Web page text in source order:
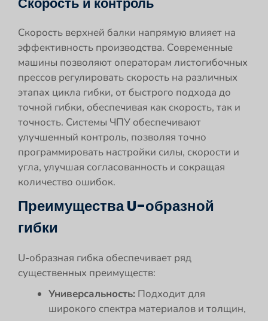
Скорость верхней балки напрямую влияет на
эффективность производства. Современные
машины позволяют операторам листогибочных
прессов регулировать скорость на различных
этапах цикла гибки, от быстрого подхода до
точной гибки, обеспечивая как скорость, так и
точность. Системы ЧПУ обеспечивают
улучшенный контроль, позволяя точно
программировать настройки силы, скорости и
угла, улучшая согласованность и сокращая
количество ошибок.
Преимущества U-образной
гибки
U-образная гибка обеспечивает ряд
существенных преимуществ:
Универсальность: Подходит для
широкого спектра материалов и толщин,